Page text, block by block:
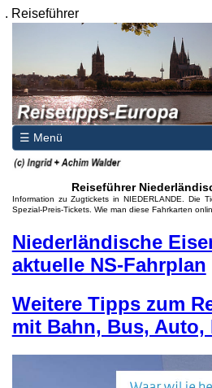
. Reiseführer
☰ Menü
Reiseführer
Information zu Zugtickets in NIEDERLANDE. Die
Spezial-Preis-Tickets. Wie man diese Fahrkarten
Niederländische
aktuelle NS-Fahrplan
Weitere Tipps zum
mit Bahn, Bus, Auto,